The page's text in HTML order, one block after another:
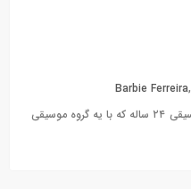
Barbie Ferreira,
داستان یک منتقد موسیقی ۲۴ ساله که با یه گروه موسیقی